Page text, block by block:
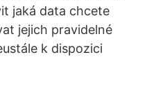
jaká data chcete
jejich pravidelné
k dispozici